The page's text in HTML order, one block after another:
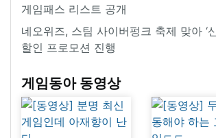
게임패스 리스트 공개
네오위즈, 스팀 사이버펑크 축제 맞아 ‘
할인 프로모션 진행
게임동아 동영상